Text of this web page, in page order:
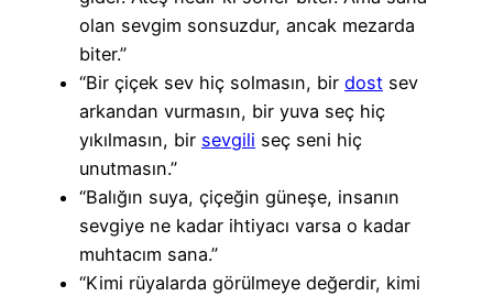
olan sevgim sonsuzdur, ancak mezarda
biter.”
“Bir çiçek sev hiç solmasın, bir dost sev
arkandan vurmasın, bir yuva seç hiç
yıkılmasın, bir sevgili seç seni hiç
unutmasın.”
“Balığın suya, çiçeğin güneşe, insanın
sevgiye ne kadar ihtiyacı varsa o kadar
muhtacım sana.”
“Kimi rüyalarda görülmeye değerdir, kimi